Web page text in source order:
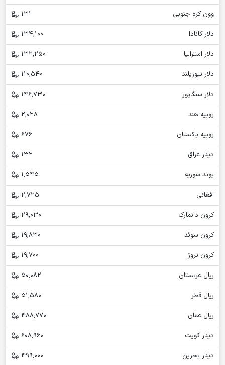
وون کره جنوبی
131
دلار کانادا
134,100
دلار استرالیا
132,250
دلار نیوزیلند
110,540
دلار سنگاپور
146,730
روپیه هند
2,028
روپیه پاکستان
676
دینار عراق
132
پوند سوریه
1,545
افغانی
2,725
کرون دانمارک
29,030
کرون سوئد
19,830
کرون نروژ
19,700
ریال عربستان
50,082
ریال قطر
51,580
ریال عمان
488,770
دینار کویت
608,960
دینار بحرین
499,000